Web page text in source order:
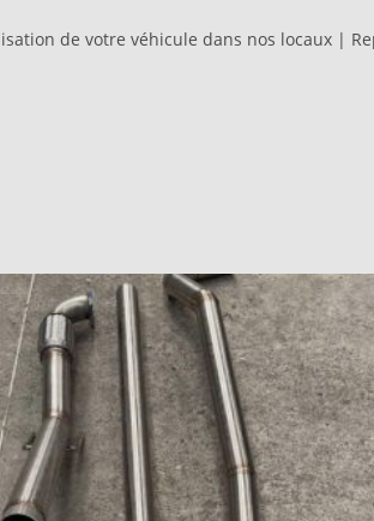
de votre véhicule dans nos locaux |